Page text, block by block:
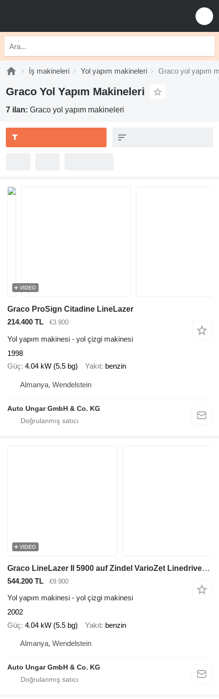
İş makineleri Yol yapım makineleri Graco yol yapım
Graco Yol Yapım Makineleri
7 ilan: Graco yol yapım makineleri
VIDEO
Graco ProSign Citadine LineLazer
214.400 TL
€3.900
Yol yapım makinesi - yol çizgi makinesi
1998
Güç 4.04 kW (5.5 bg) Yakıt benzin
Almanya, Wendelstein
Auto Ungar GmbH & Co. KG
VIDEO
Graco LineLazer II 5900 auf Zindel VarioZet Linedriver Perlstreuer +
544.200 TL €9.900
Yol yapım makinesi - yol çizgi makinesi
2002
Güç 4.04 kW (5.5 bg) Yakıt benzin
Almanya, Wendelstein
Auto Ungar GmbH & Co. KG